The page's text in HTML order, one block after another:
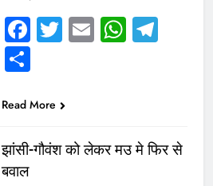
Facebook
Twitter
Email
Share
Read More
झांसी-गौवंश को लेकर मउ मे फिर से
बवाल